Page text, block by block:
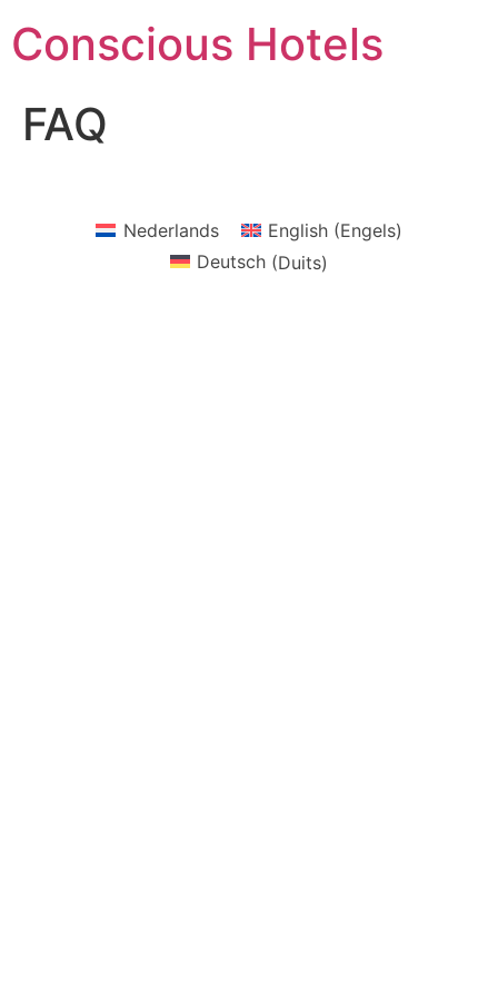
naar
Conscious Hotels
FAQ
Nederlands English(Engels)
Deutsch (Duits)